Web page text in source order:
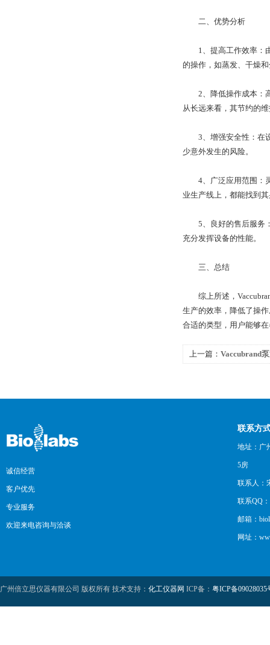
二、优势分析
1、提高工作效率：由
的操作，如蒸发、干燥
2、降低操作成本：高
从长远来看，其节约的
3、增强安全性：在设
少意外发生的风险。
4、广泛应用范围：灵
业生产线上，都能找到
5、良好的售后服务：
充分发挥设备的性能。
三、总结
综上所述，
生产的效率，降低了操
合适的类型，用户能够
上一篇： Vaccubrand
诚信经营
客户优先
专业服务
欢迎来电咨询与洽谈
联系方
地址：广
5房
联系人：
联系QQ
邮箱：
网址：
广州倍立思仪器有限公司 版权所有 技术支持： 化工仪器网 ICP备： 粤ICP备09028035